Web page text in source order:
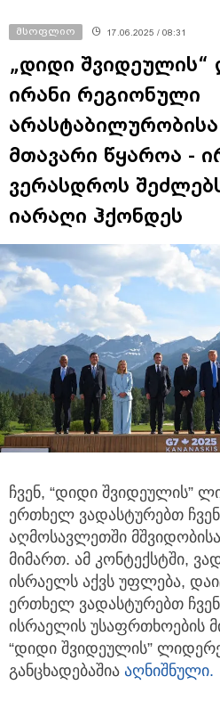
მსოფლიო 17.06.2025 / 08:31
„დიდი შვიდეულის“
ირანი რეგიონული
მთავარი წყაროა -
ვერასდროს
იარაღი ჰქონდეს
ჩვენ, “დიდი შვიდეულის”
ერთხელ ვადასტურებთ
აღმოსავლეთში
მიმართ. ამ კონტექსტში,
ისრაელს აქვს უფლება,
ერთხელ ვადასტურებთ
ისრაელის უსაფრთხოების
“დიდი შვიდეულის”
განცხადებაშია აღნიშნული.